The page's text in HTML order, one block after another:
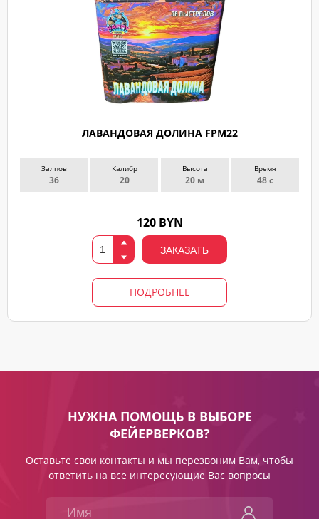
ЛАВАНДОВАЯ ДОЛИНА FPM22
Залпов
36
Калибр
20
Высота
20 м
Время
48 с
120 BYN
ЗАКАЗАТЬ
ПОДРОБНЕЕ
НУЖНА ПОМОЩЬ В ВЫБОРЕ
ФЕЙЕРВЕРКОВ?
Оставьте свои контакты и мы перезвоним Вам, чтобы
ответить на все интересующие Вас вопросы